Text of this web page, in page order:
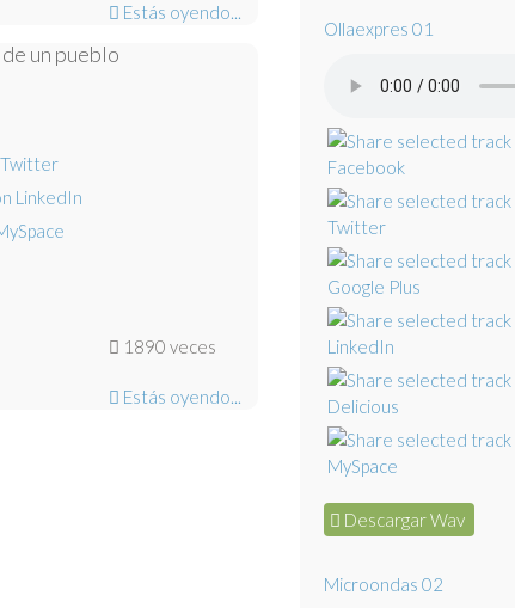
Estás oyendo...
un pueblo
1890 veces
Estás oyendo...
Ollaexpres 01
Descargar Wav
Microondas 02